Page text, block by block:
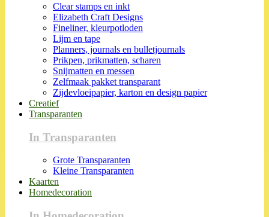
Clear stamps en inkt
Elizabeth Craft Designs
Fineliner, kleurpotloden
Lijm en tape
Planners, journals en bulletjournals
Prikpen, prikmatten, scharen
Snijmatten en messen
Zelfmaak pakket transparant
Zijdevloeipapier, karton en design papier
Creatief
Transparanten
In Transparanten
Grote Transparanten
Kleine Transparanten
Kaarten
Homedecoration